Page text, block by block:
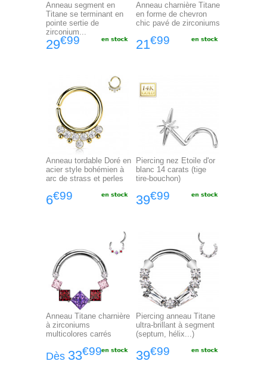
Anneau segment en
Titane se terminant en
pointe sertie de
zirconium...
29€99
Anneau charnière Titane
en forme de chevron
chic pavé de zirconiums
21€99
Anneau tordable Doré en
acier style bohémien à
arc de strass et perles
6€99
Piercing nez Etoile d'or
blanc 14 carats (tige
tire-bouchon)
39€99
Anneau Titane charnière
à zirconiums
multicolores carrés
Dès 33€99
Piercing anneau Titane
ultra-brillant à segment
(septum, hélix...)
39€99